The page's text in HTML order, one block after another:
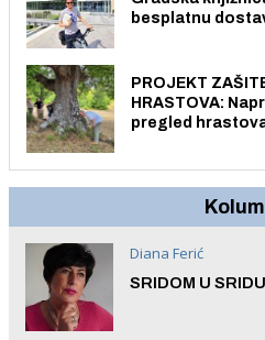
besplatnu
PROJEKT
HRASTOVA:
pregled
Diana Ferić
SRIDOM U SRIDU